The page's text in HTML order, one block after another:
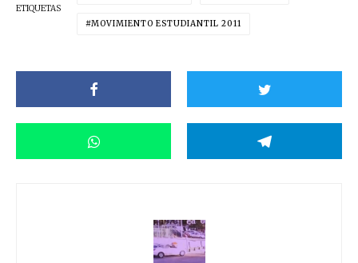
ETIQUETAS
MOVIMIENTO ESTUDIANTIL 2011